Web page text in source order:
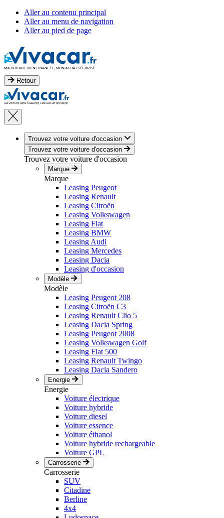
Aller au contenu principal
Aller au menu de navigation
Aller au pied de page
Retour
Trouvez votre voiture d'occasion
Trouvez votre voiture d'occasion
Trouvez votre voiture d'occasion
Marque
Marque
Leasing Peugeot
Leasing Renault
Leasing Citroën
Leasing Volkswagen
Leasing Fiat
Leasing BMW
Leasing Audi
Leasing Mercedes
Leasing Dacia
Leasing d'occasion
Modèle
Modèle
Leasing Peugeot 208
Leasing Citroën C3
Leasing Renault Clio 5
Leasing Dacia Spring
Leasing Peugeot 2008
Leasing Volkswagen Golf
Leasing Fiat 500
Leasing Renault Twingo
Leasing Dacia Sandero
Energie
Energie
Voiture électrique
Voiture hybride
Voiture diesel
Voiture essence
Voiture éthanol
Voiture hybride rechargeable
Voiture GPL
Carrosserie
Carrosserie
SUV
Citadine
Berline
4x4